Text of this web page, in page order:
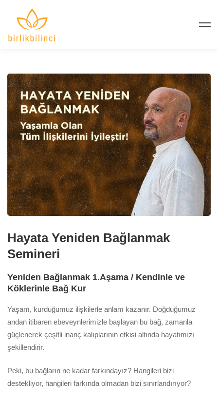
Hayata Yeniden Bağlanmak
Semineri
Yeniden Bağlanmak 1.Aşama / Kendinle ve
Köklerinle Bağ Kur
Yaşam, kurduğumuz ilişkilerle anlam kazanır. Doğduğumuz
andan itibaren ebeveynlerimizle başlayan bu bağ, zamanla
güçlenerek çeşitli inanç kalıplarının etkisi altında hayatımızı
şekillendirir.
Peki, bu bağların ne kadar farkındayız? Hangileri bizi
destekliyor, hangileri farkında olmadan bizi sınırlandırıyor?